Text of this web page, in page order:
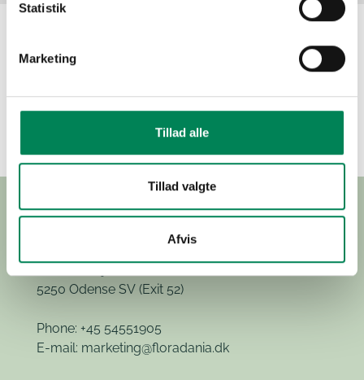
Statistik
Marketing
Tillad alle
Tillad valgte
Afvis
The material may be used for other publication
your source. Do not hesitate to contact us meanwhile if
5250 Odense SV (Exit 52)
Phone: +45 54551905
E-mail: marketing@floradania.dk